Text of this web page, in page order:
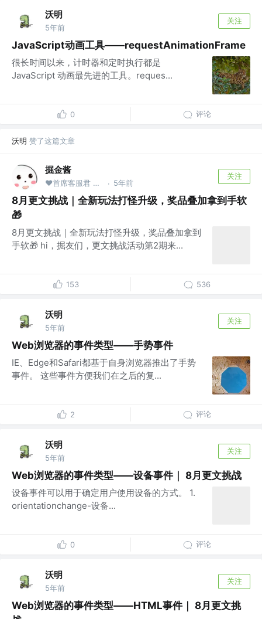
沃明
5年前
关注
JavaScript动画工具——requestAnimationFrame
很长时间以来，计时器和定时执行都是
JavaScript 动画最先进的工具。reques...
0 评论
沃明 赞了这篇文章
掘金酱
❤首席客服君 @掘金 · 5年前
关注
8月更文挑战｜全新玩法打怪升级，奖品叠加拿到手软
🎁
8月更文挑战｜全新玩法打怪升级，奖品叠加拿到
手软🎁 hi，掘友们，更文挑战活动第2期来...
153 536
沃明
5年前
关注
Web浏览器的事件类型——手势事件
IE、Edge和Safari都基于自身浏览器推出了手势
事件。 这些事件方便我们在之后的复...
2 评论
沃明
5年前
关注
Web浏览器的事件类型——设备事件｜ 8月更文挑战
设备事件可以用于确定用户使用设备的方式。 1.
orientationchange-设备...
0 评论
沃明
5年前
关注
Web浏览器的事件类型——HTML事件｜ 8月更文挑